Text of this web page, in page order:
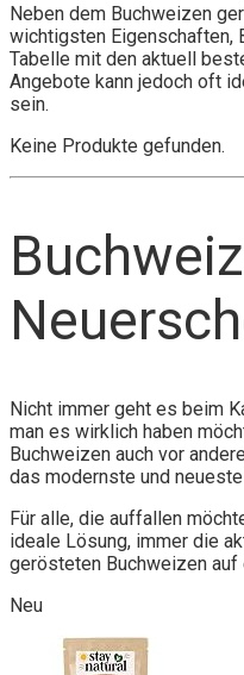
Neben dem Buchweizen
wichtigsten Eigenschaften,
Tabelle mit den aktuell
Angebote kann jedoch oft
sein.
Keine Produkte gefunden.
Nicht immer geht es beim
man es wirklich haben
Buchweizen auch vor
das modernste und
Für alle, die auffallen
ideale Lösung, immer die
gerösteten Buchweizen auf
Neu